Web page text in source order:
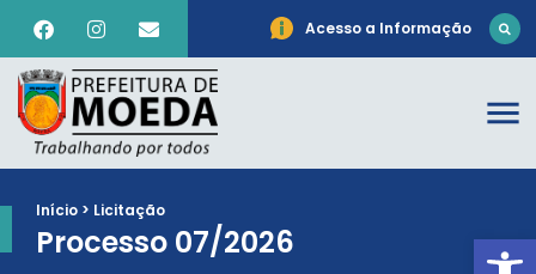
Acesso a Informação
Início > Licitação
Processo 07/2026